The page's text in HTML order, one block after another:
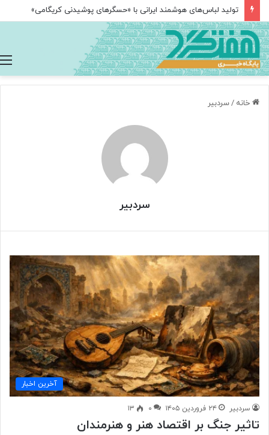
خانه /سردبیر
سردبیر
آخرین اخبار
سردبیر ۲۴ فروردین ۱۴۰۵ ۰ ۱۳
تاثیر جنگ بر اقتصاد هنر و هنرمندان